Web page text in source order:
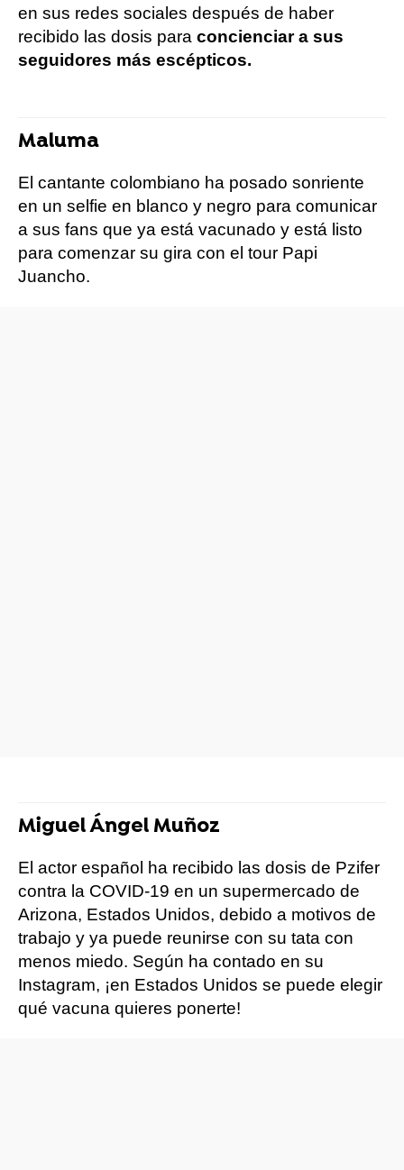
en sus redes sociales después de haber
recibido las dosis para concienciar a sus
seguidores más escépticos.
Maluma
El cantante colombiano ha posado sonriente
en un selfie en blanco y negro para comunicar
a sus fans que ya está vacunado y está listo
para comenzar su gira con el tour Papi
Juancho.
Miguel Ángel Muñoz
El actor español ha recibido las dosis de Pzifer
contra la COVID-19 en un supermercado de
Arizona, Estados Unidos, debido a motivos de
trabajo y ya puede reunirse con su tata con
menos miedo. Según ha contado en su
Instagram, ¡en Estados Unidos se puede elegir
qué vacuna quieres ponerte!